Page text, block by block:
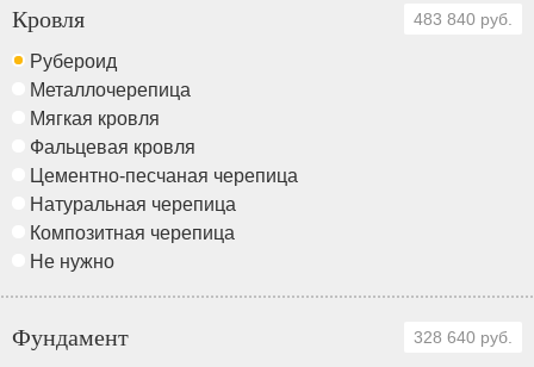
Кровля 483 840 руб.
Рубероид
Металлочерепица
Мягкая кровля
Фальцевая кровля
Цементно-песчаная черепица
Натуральная черепица
Композитная черепица
Не нужно
Фундамент 328 640 руб.